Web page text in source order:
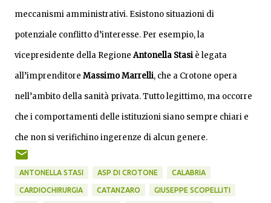
meccanismi amministrativi. Esistono situazioni di
potenziale conflitto d’interesse. Per esempio, la
vicepresidente della Regione Antonella Stasi è legata
all’imprenditore Massimo Marrelli, che a Crotone opera
nell’ambito della sanità privata. Tutto legittimo, ma occorre
che i comportamenti delle istituzioni siano sempre chiari e
che non si verifichino ingerenze di alcun genere.
ANTONELLA STASI ASP DI CROTONE CALABRIA
CARDIOCHIRURGIA CATANZARO GIUSEPPE SCOPELLITI